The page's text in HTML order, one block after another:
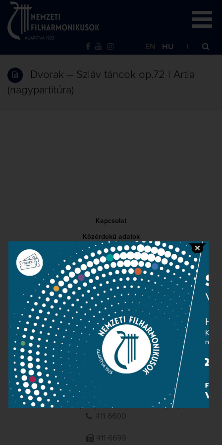
EN HU
Dvorak – Szláv táncok op.72 | Artia
(nagypartitúra)
Kapcsolat
Közérdekű adatok
Sajtószoba
Adatvédelem
Impresszum
NEMZETI
FILHARMONIKUSOK
1095 Budapest, Komor Marcell u. 1. (Müpa)
411-6600
411-6699